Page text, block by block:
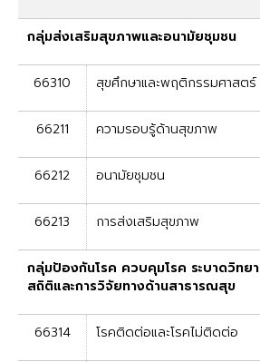
กลุ่มส่งเสริมสุขภาพและอนามัยชุมชน
66310 สุขศึกษาและพฤติกรรมศาสตร์
66211 ความรอบรู้ด้านสุขภาพ
66212 อนามัยชุมชน
66213 การส่งเสริมสุขภาพ
กลุ่มป้องกันโรค ควบคุมโรค ระบาดวิทยา
สถิติและการวิจัยทางด้านสาธารณสุข
66314 โรคติดต่อและโรคไม่ติดต่อ